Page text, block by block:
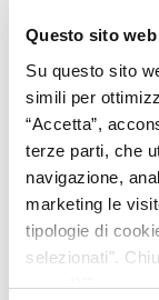
Questo sito
Su questo sito
simili per
“Accetta”,
terze parti, che
navigazione,
marketing le
tipologie di
selezionati".
tasto “X”